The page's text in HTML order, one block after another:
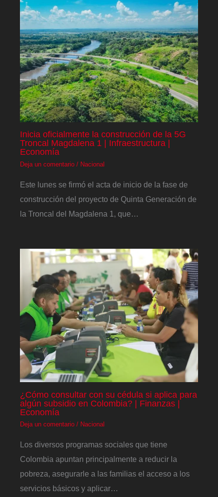
Inicia oficialmente la construcción de la 5G
Troncal Magdalena 1 | Infraestructura |
Economía
Deja un comentario / Nacional
Este lunes se firmó el acta de inicio de la fase de
construcción del proyecto de Quinta Generación de
la Troncal del Magdalena 1, que…
¿Cómo consultar con su cédula si aplica para
algún subsidio en Colombia? | Finanzas |
Economía
Deja un comentario / Nacional
Los diversos programas sociales que tiene
Colombia apuntan principalmente a reducir la
pobreza, asegurarle a las familias el acceso a los
servicios básicos y aplicar…